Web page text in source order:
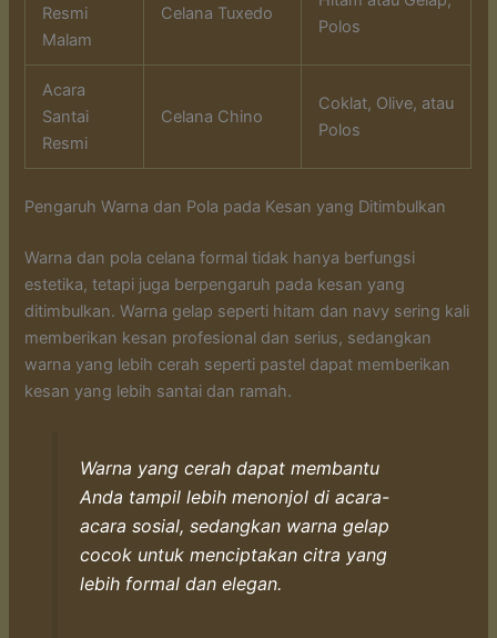
Resmi
Malam
Celana Tuxedo
Polos
Acara
Santai
Resmi
Celana Chino
Coklat, Olive, atau
Polos
Pengaruh Warna dan Pola pada Kesan yang Ditimbulkan
Warna dan pola celana formal tidak hanya berfungsi
estetika, tetapi juga berpengaruh pada kesan yang
ditimbulkan. Warna gelap seperti hitam dan navy sering kali
memberikan kesan profesional dan serius, sedangkan
warna yang lebih cerah seperti pastel dapat memberikan
kesan yang lebih santai dan ramah.
Warna yang cerah dapat membantu
Anda tampil lebih menonjol di acara-
acara sosial, sedangkan warna gelap
cocok untuk menciptakan citra yang
lebih formal dan elegan.